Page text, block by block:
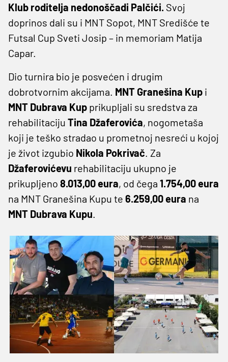
Klub roditelja nedonoščadi Palčići. Svoj
doprinos dali su i MNT Sopot, MNT Središće te
Futsal Cup Sveti Josip – in memoriam Matija
Capar.
Dio turnira bio je posvećen i drugim
dobrotvornim akcijama. MNT Granešina Kup i
MNT Dubrava Kup prikupljali su sredstva za
rehabilitaciju Tina Džaferovića, nogometaša
koji je teško stradao u prometnoj nesreći u kojoj
je život izgubio Nikola Pokrivač . Za
Džaferovićevu rehabilitaciju ukupno je
prikupljeno 8.013,00 eura, od čega 1.754,00 eura
na MNT Granešina Kupu te 6.259,00 eura na
MNT Dubrava Kupu